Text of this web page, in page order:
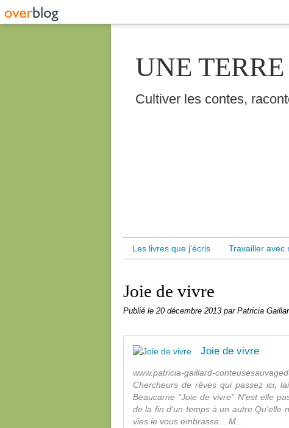
UNE
Cultiver les contes,
Les livres que j'écris Travailler avec
Joie de vivre
Publié le 20 décembre 2013 par Patricia
Joie de vivre
www.patricia-gaillard-
Chercheurs de rêves qui passez ici,
Beaucarne "Joie de vivre" N'est elle
de la fin d'un temps à un autre Qu'elle
vies je vous embrasse... M...